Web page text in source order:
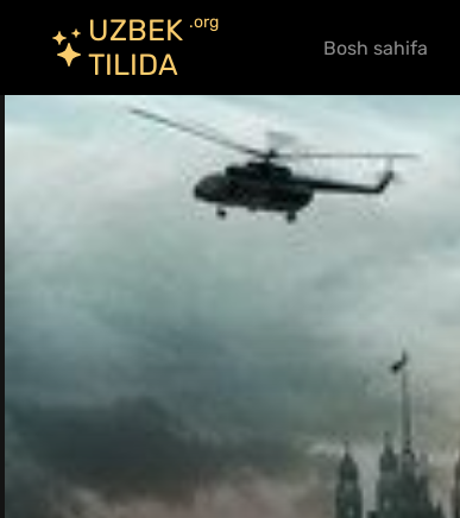
UZBEK
TILIDA
.org
Bosh sahifa